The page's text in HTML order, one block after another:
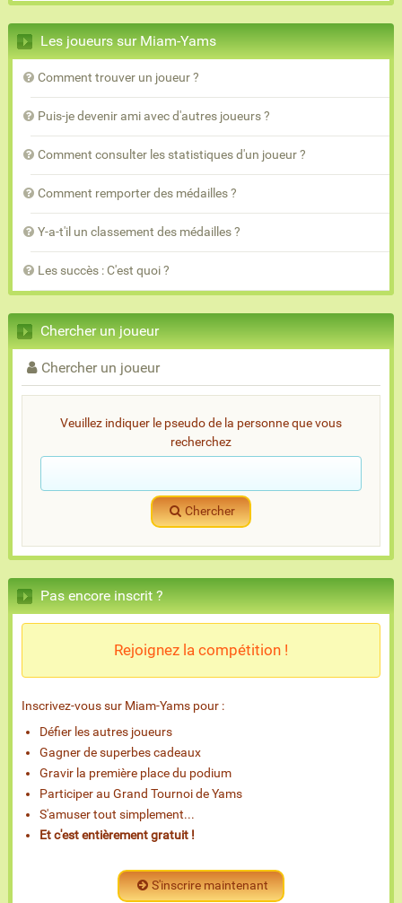
Les joueurs sur Miam-Yams
Comment trouver un joueur ?
Puis-je devenir ami avec d'autres joueurs ?
Comment consulter les statistiques d'un joueur ?
Comment remporter des médailles ?
Y-a-t'il un classement des médailles ?
Les succès : C'est quoi ?
Chercher un joueur
Chercher un joueur
Veuillez indiquer le pseudo de la personne que vous
recherchez
Chercher
Pas encore inscrit ?
Rejoignez la compétition !
Inscrivez-vous sur Miam-Yams pour :
Défier les autres joueurs
Gagner de superbes cadeaux
Gravir la première place du podium
Participer au Grand Tournoi de Yams
S'amuser tout simplement...
Et c'est entièrement gratuit !
S'inscrire maintenant